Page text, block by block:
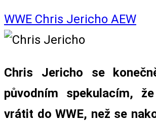
WWE Chris Jericho AEW
Chris Jericho se
původním spekulacím,
vrátit do WWE, než se